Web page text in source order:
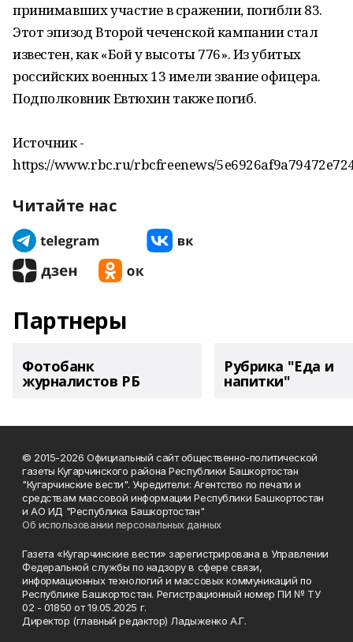
принимавших участие в сражении, погибли 83.
Этот эпизод Второй чеченской кампании стал
известен, как «Бой у высоты 776». Из убитых
российских военных 13 имели звание офицера.
Подполковник Евтюхин также погиб.
Источник -
https://www.rbc.ru/rbcfreenews/
Читайте нас
Партнеры
Фотобанк
журналистов РБ
Рубрика "Еда и
напитки"
© 2015-2026 Официальный сайт общественно-политической
газеты Кугарчинского района Республики Башкортостан
"Кугарчинские вести". Учредители: Агентство по печати и
средствам массовой информации Республики Башкортостан
и АО ИД "Республика Башкортостан"
Об использовании персональных данных
Газета «Кугарчинские вести» зарегистрирована в Управлении
Федеральной службы по надзору в сфере связи,
информационных технологий и массовых коммуникаций по
Республике Башкортостан. Регистрационный номер ПИ № ТУ
02 - 01850 от 19.05.2025 г.
Директор (главный редактор) Ладыженко А.Г.